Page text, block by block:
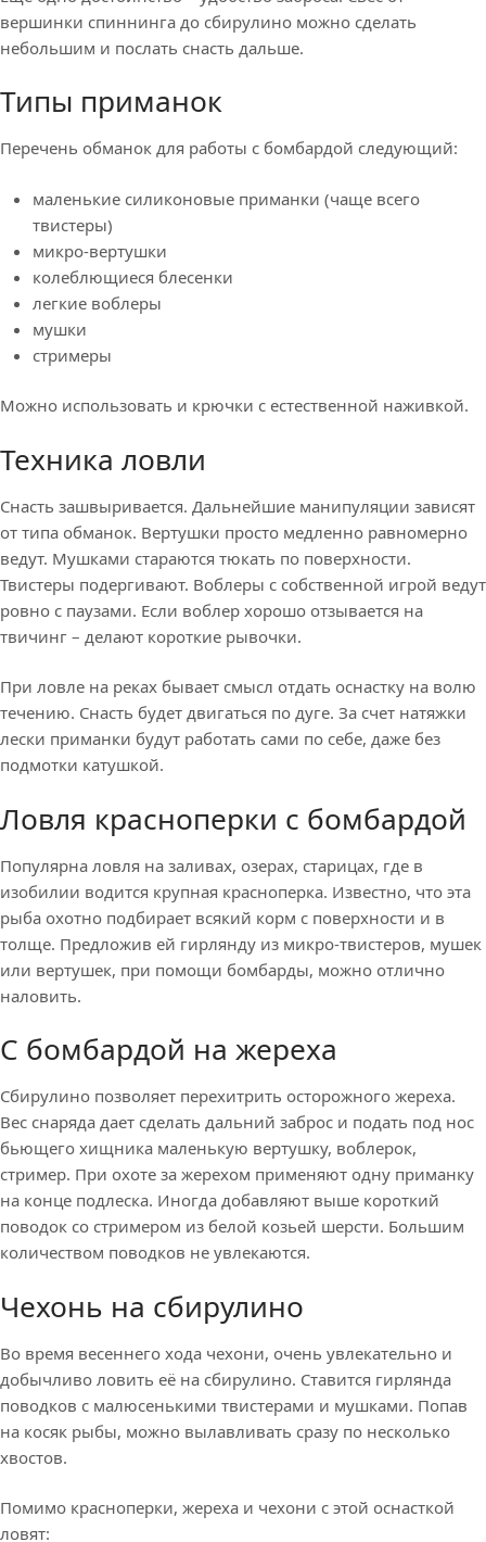
вершинки спиннинга до сбирулино можно сделать
небольшим и послать снасть дальше.
Типы приманок
Перечень обманок для работы с бомбардой следующий:
маленькие силиконовые приманки (чаще всего
твистеры)
микро-вертушки
колеблющиеся блесенки
легкие воблеры
мушки
стримеры
Можно использовать и крючки с естественной наживкой.
Техника ловли
Снасть зашвыривается. Дальнейшие манипуляции зависят
от типа обманок. Вертушки просто медленно равномерно
ведут. Мушками стараются тюкать по поверхности.
Твистеры подергивают. Воблеры с собственной игрой ведут
ровно с паузами. Если воблер хорошо отзывается на
твичинг – делают короткие рывочки.
При ловле на реках бывает смысл отдать оснастку на волю
течению. Снасть будет двигаться по дуге. За счет натяжки
лески приманки будут работать сами по себе, даже без
подмотки катушкой.
Ловля красноперки с бомбардой
Популярна ловля на заливах, озерах, старицах, где в
изобилии водится крупная красноперка. Известно, что эта
рыба охотно подбирает всякий корм с поверхности и в
толще. Предложив ей гирлянду из микро-твистеров, мушек
или вертушек, при помощи бомбарды, можно отлично
наловить.
С бомбардой на жереха
Сбирулино позволяет перехитрить осторожного жереха.
Вес снаряда дает сделать дальний заброс и подать под нос
бьющего хищника маленькую вертушку, воблерок,
стример. При охоте за жерехом применяют одну приманку
на конце подлеска. Иногда добавляют выше короткий
поводок со стримером из белой козьей шерсти. Большим
количеством поводков не увлекаются.
Чехонь на сбирулино
Во время весеннего хода чехони, очень увлекательно и
добычливо ловить её на сбирулино. Ставится гирлянда
поводков с малюсенькими твистерами и мушками. Попав
на косяк рыбы, можно вылавливать сразу по несколько
хвостов.
Помимо красноперки, жереха и чехони с этой оснасткой
ловят: